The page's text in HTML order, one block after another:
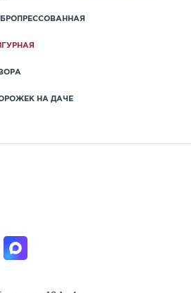
НА ДАЧЕ